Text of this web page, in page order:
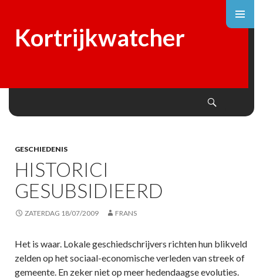
Kortrijkwatcher
GESCHIEDENIS
HISTORICI
GESUBSIDIEERD
ZATERDAG 18/07/2009 FRANS
Het is waar. Lokale geschiedschrijvers richten hun blikveld
zelden op het sociaal-economische verleden van streek of
gemeente. En zeker niet op meer hedendaagse evoluties.